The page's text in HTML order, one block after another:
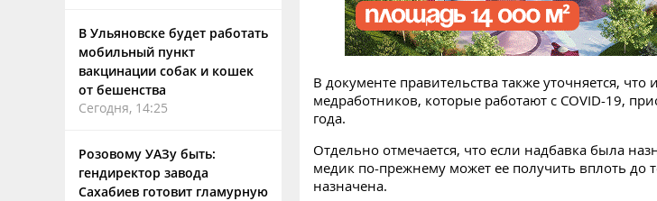
В Ульяновске будет работать
мобильный пункт
вакцинации собак и кошек
от бешенства
Сегодня, 14:25
Розовому УАЗу быть:
гендиректор завода
Сахабиев готовит гламурную
В документе правительства также уточняется,
медработников, которые работают с COVID-19,
года.
Отдельно отмечается, что если надбавка была
медик по-прежнему может ее получить вплоть до
назначена.